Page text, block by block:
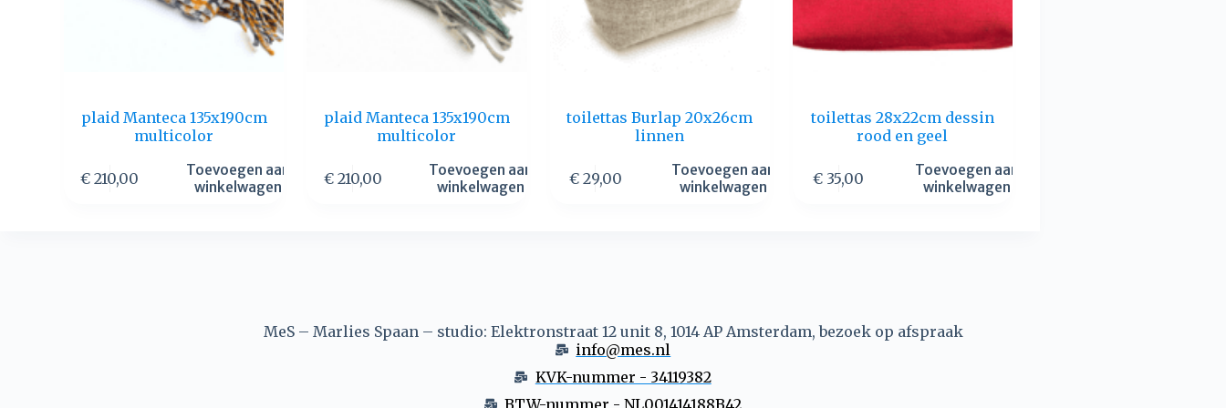
plaid Manteca 135x190cm
multicolor
€ 210,00
Toevoegen aan
winkelwagen
plaid Manteca 135x190cm
multicolor
€210,00
Toevoegen aan
winkelwagen
toilettas Burlap 20x26cm
linnen
€29,00
Toevoegen aan
winkelwagen
toilettas 28x22cm dessin
rood en geel
€ 35,00
Toevoegen aan
winkelwagen
MeS – Marlies Spaan – studio: Elektronstraat 12 unit 8, 1014 AP Amsterdam, bezoek op afspraak
info@mes.nl
KVK-nummer - 34119382
BTW-nummer - NL001414188B42